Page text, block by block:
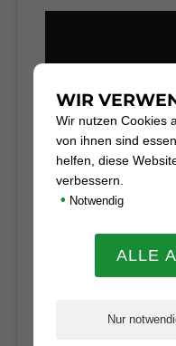
WIR
Wir nutzen Cookies
von ihnen sind
helfen, diese
verbessern.
• Notwendig